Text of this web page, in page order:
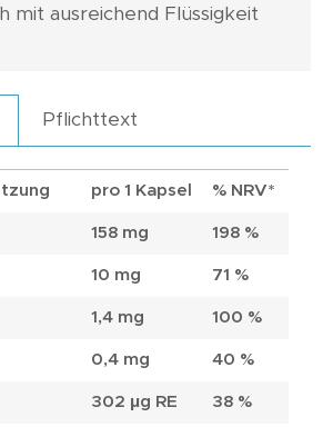
mit ausreichend Flüssigkeit
Pflichttext
pro 1 Kapsel % NRV*
158 mg 198 %
10 mg 71 %
1,4 mg 100 %
0,4 mg 40 %
302 μg RE 38 %